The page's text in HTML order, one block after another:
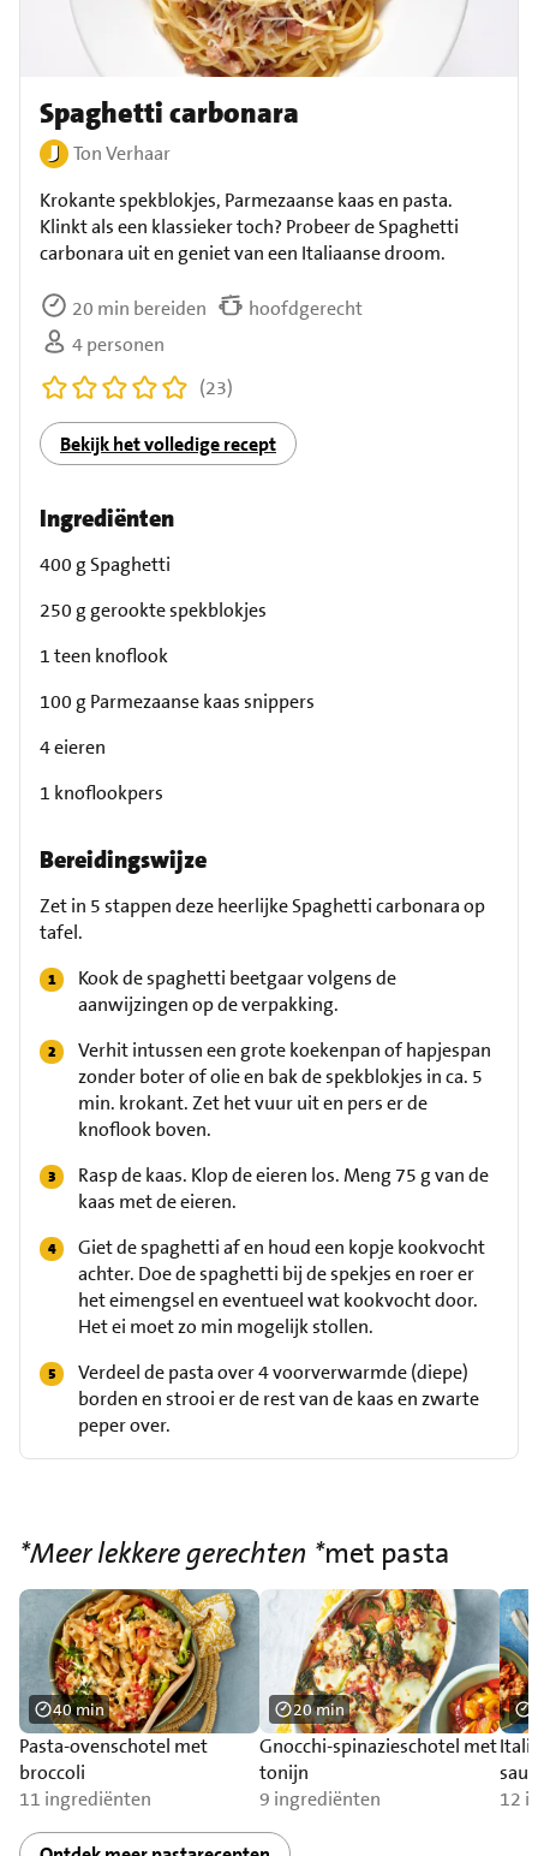
Spaghetti carbonara
Ton Verhaar
Krokante spekblokjes, Parmezaanse kaas en pasta.
Klinkt als een klassieker toch? Probeer de Spaghetti
carbonara uit en geniet van een Italiaanse droom.
20 min bereiden
hoofdgerecht
4 personen
(23)
Bekijk het volledige recept
Ingrediënten
400 g Spaghetti
250 g gerookte spekblokjes
1 teen knoflook
100 g Parmezaanse kaas snippers
4 eieren
1 knoflookpers
Bereidingswijze
Zet in 5 stappen deze heerlijke Spaghetti carbonara op
tafel.
Kook de spaghetti beetgaar volgens de
aanwijzingen op de verpakking.
Verhit intussen een grote koekenpan of hapjespan
zonder boter of olie en bak de spekblokjes in ca. 5
min. krokant. Zet het vuur uit en pers er de
knoflook boven.
Rasp de kaas. Klop de eieren los. Meng 75 g van de
kaas met de eieren.
Giet de spaghetti af en houd een kopje kookvocht
achter. Doe de spaghetti bij de spekjes en roer er
het eimengsel en eventueel wat kookvocht door.
Het ei moet zo min mogelijk stollen.
Verdeel de pasta over 4 voorverwarmde (diepe)
borden en strooi er de rest van de kaas en zwarte
peper over.
*Meer lekkere gerechten *met pasta
Pasta-ovenschotel met
broccoli
11 ingrediënten
40 min
Gnocchi-spinazieschotel met
tonijn
9 ingrediënten
20 min
12